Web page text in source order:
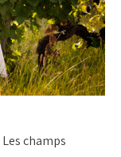
Les champs